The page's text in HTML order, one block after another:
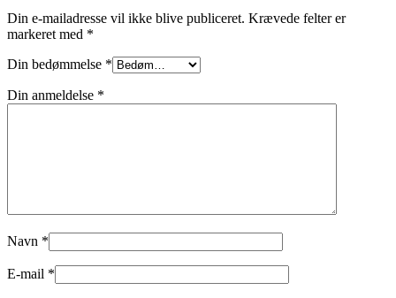
Din e-mailadresse vil ikke blive publiceret. Krævede felter er
markeret med *
Din bedømmelse *
Din anmeldelse *
Navn *
E-mail *